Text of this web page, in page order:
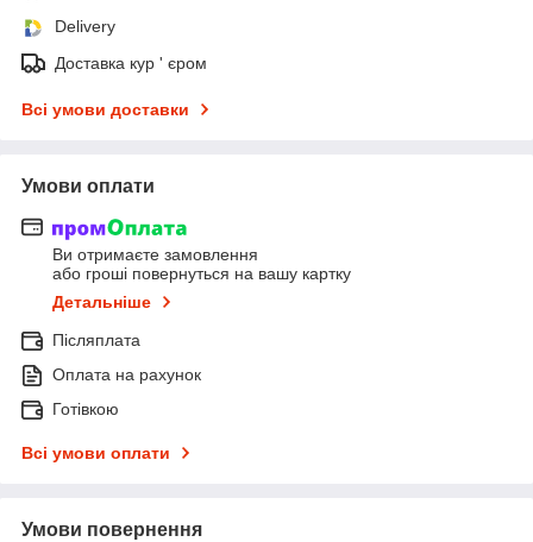
Delivery
Доставка кур ' єром
Всі умови доставки
Умови оплати
Ви отримаєте замовлення
або гроші повернуться на вашу картку
Детальніше
Післяплата
Оплата на рахунок
Готівкою
Всі умови оплати
Умови повернення